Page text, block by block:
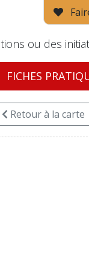
ou des
FICHES
Retourà la carte